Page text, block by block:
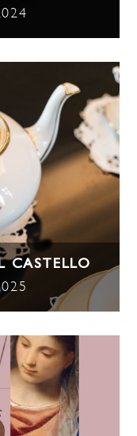
CASTELLO